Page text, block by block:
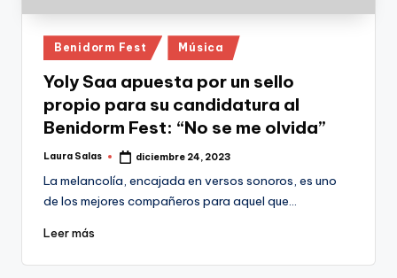
Publicado
en
Benidorm Fest Música
Yoly Saa apuesta por un sello
propio para su candidatura al
Benidorm Fest: “No se me olvida”
Publicado
Laura Salas diciembre 24, 2023
La melancolía, encajada en versos sonoros, es uno
de los mejores compañeros para aquel que…
Leer más